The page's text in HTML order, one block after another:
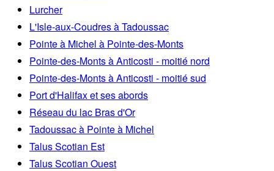
Lurcher
L'Isle-aux-Coudres à Tadoussac
Pointe à Michel à Pointe-des-Monts
Pointe-des-Monts à Anticosti - moitié nord
Pointe-des-Monts à Anticosti - moitié sud
Port d'Halifax et ses abords
Réseau du lac Bras d'Or
Tadoussac à Pointe à Michel
Talus Scotian Est
Talus Scotian Ouest